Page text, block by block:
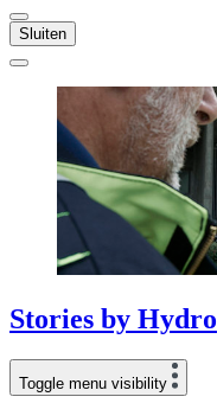
Sluiten
Stories by Hydro
Toggle menu visibility